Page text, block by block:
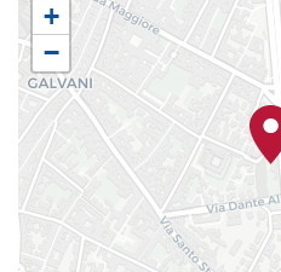
+
−